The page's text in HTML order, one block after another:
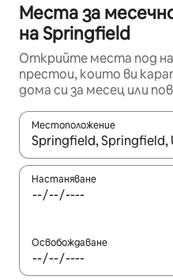
Места за
на Springfield
Открийте места под
престои, които ви
дома си за месец или
Местоположение
Когато резултатите се
Настаняване
Освобождаване